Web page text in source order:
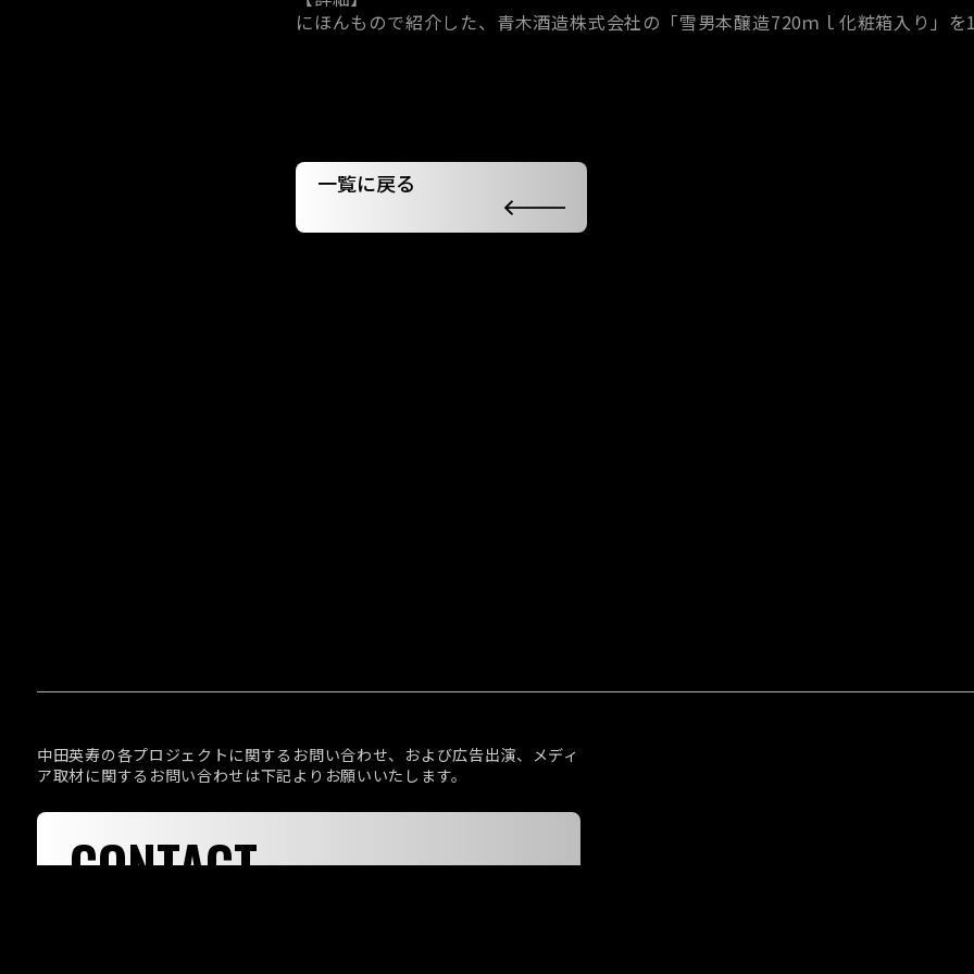
にほんもので紹介した、青木酒造株式会社の「雪男本醸造720ｍｌ化粧箱入り」を
一覧に戻る
中田英寿の各プロジェクトに関するお問い合わせ、および広告出演、メディ
ア取材に関するお問い合わせは下記よりお願いいたします。
CONTACT